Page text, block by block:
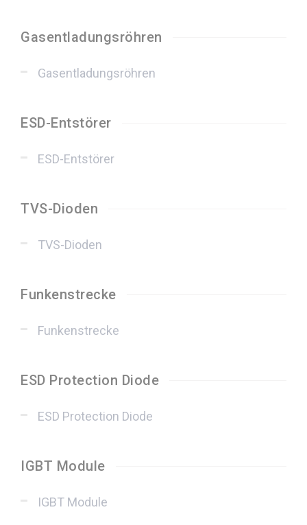
Gasentladungsröhren
Gasentladungsröhren
ESD-Entstörer
ESD-Entstörer
TVS-Dioden
TVS-Dioden
Funkenstrecke
Funkenstrecke
ESD Protection Diode
ESD Protection Diode
IGBT Module
IGBT Module